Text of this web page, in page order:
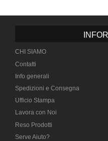
CHI SIAMO
Contatti
Info generali
Spedizioni e Consegna
Ufficio Stampa
Lavora con Noi
Reso Prodotti
Serve Aiuto?